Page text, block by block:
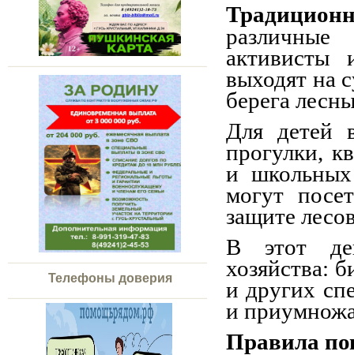
Телефоны доверия
различные
активисты
выходят на
берега
Для детей
прогулки,
и школьных
могут
защите
В этот
хозяйства:
и других
и
Правила